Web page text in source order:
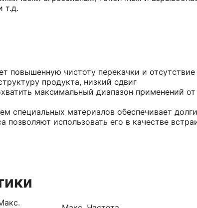
т.д.
повышенную чистоту перекачки и
продукта, низкий сдвиг
максимальный диапазон применений
специальных материалов обеспечивает
использовать его в качестве